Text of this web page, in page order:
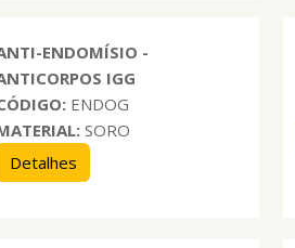
ENDOMÍSIO -
IGG
ENDOG
SORO
Detalhes